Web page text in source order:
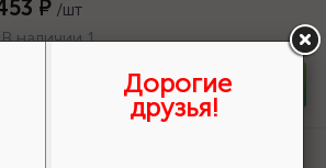
₽ /шт
В наличии 1
шт
Дорогие
друзья!